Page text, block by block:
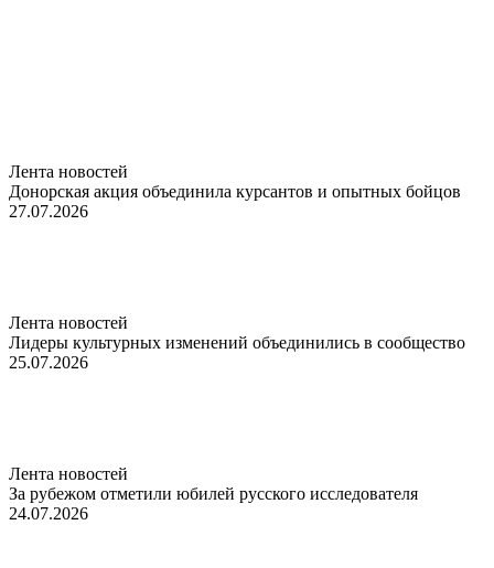
Лента новостей
Донорская акция объединила курсантов и опытных бойцов
27.07.2026
Лента новостей
Лидеры культурных изменений объединились в сообщество
25.07.2026
Лента новостей
За рубежом отметили юбилей русского исследователя
24.07.2026